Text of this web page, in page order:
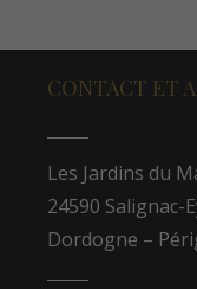
CONTACT ET
Les Jardins du
24590 Salignac-
Dordogne –